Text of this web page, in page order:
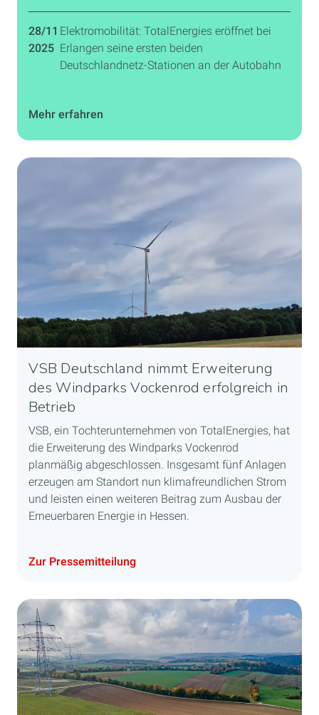
28/11
2025
Elektromobilität: TotalEnergies eröffnet bei
Erlangen seine ersten beiden
Deutschlandnetz-Stationen an der Autobahn
Mehr erfahren
VSB Deutschland nimmt Erweiterung
des Windparks Vockenrod erfolgreich in
Betrieb
VSB, ein Tochterunternehmen von TotalEnergies, hat
die Erweiterung des Windparks Vockenrod
planmäßig abgeschlossen. Insgesamt fünf Anlagen
erzeugen am Standort nun klimafreundlichen Strom
und leisten einen weiteren Beitrag zum Ausbau der
Erneuerbaren Energie in Hessen.
Zur Pressemitteilung